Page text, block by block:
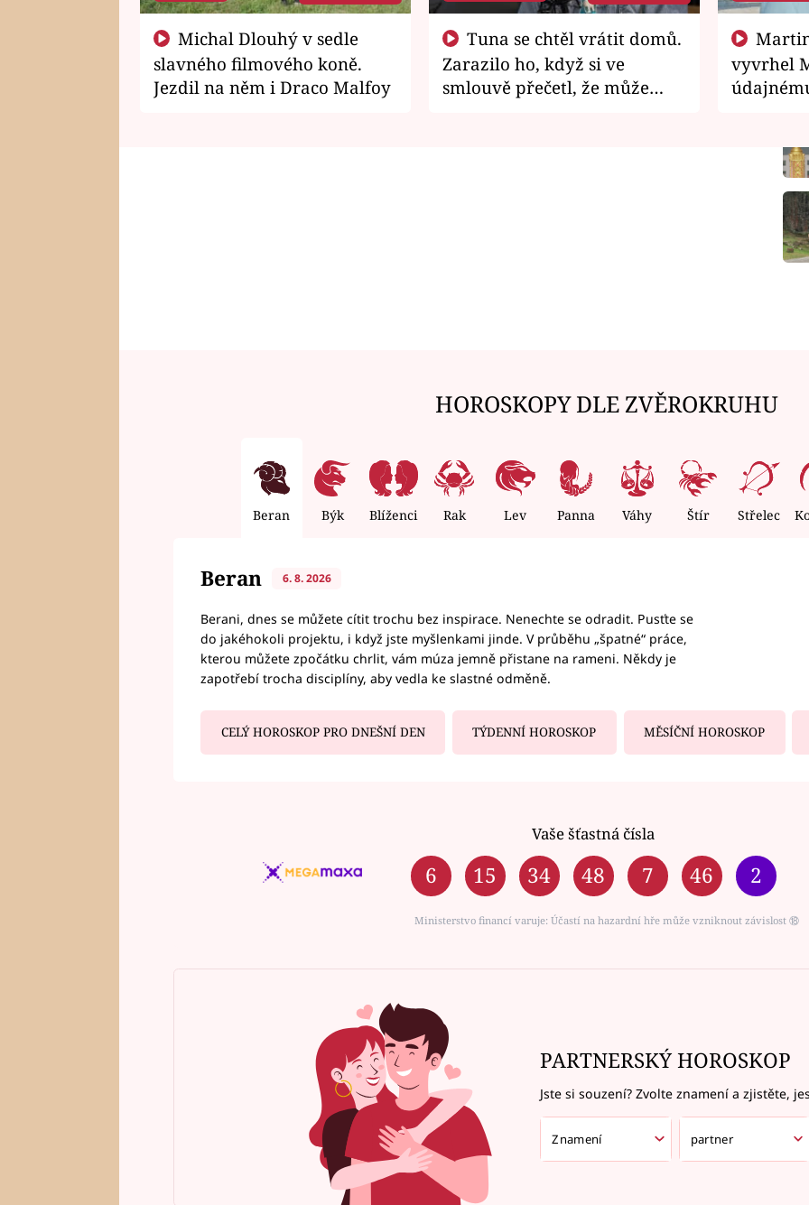
slavného filmového koně.
Jezdil na něm i Draco Malfoy
Zarazilo ho, když si ve
smlouvě přečetl, že může
vyvrhel
HOROSKOPY DLE ZVĚROKRUHU
Beran Býk Blíženci Rak Lev Panna Váhy Štír Střelec
Beran 6. 8. 2026
Berani, dnes se můžete cítit trochu bez inspirace. Nenechte se odradit. Pusťte se
do jakéhokoli projektu, i když jste myšlenkami jinde. V průběhu „špatné“ práce,
kterou můžete zpočátku chrlit, vám múza jemně přistane na rameni. Někdy je
zapotřebí trocha disciplíny, aby vedla ke slastné odměně.
CELÝ HOROSKOP PRO DNEŠNÍ DEN TÝDENNÍ HOROSKOP MĚSÍČNÍ HOROSKOP
Vaše šťastná čísla
6 15 34 48 7 46 2
Ministerstvo financí varuje: Účastí na hazardní hře může vzniknout závislost ⑱
PARTNERSKÝ HOROSKOP
Jste si souzení? Zvolte znamení a zjistěte,